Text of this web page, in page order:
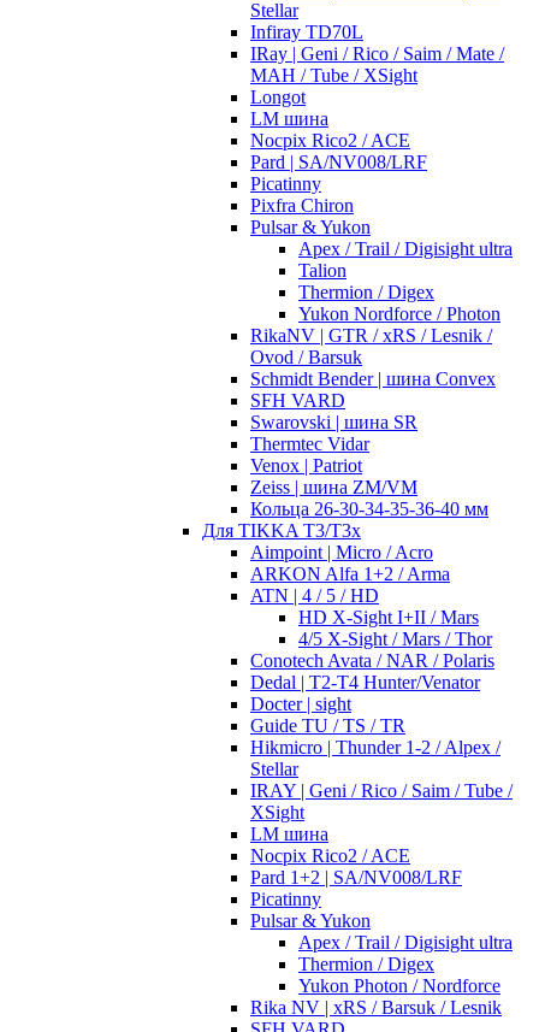
Stellar
Infiray TD70L
IRay | Geni / Rico / Saim / Mate /
MAH / Tube / XSight
Longot
LM шина
Nocpix Rico2 / ACE
Pard | SA/NV008/LRF
Picatinny
Pixfra Chiron
Pulsar & Yukon
Apex / Trail / Digisight ultra
Talion
Thermion / Digex
Yukon Nordforce / Photon
RikaNV | GTR / xRS / Lesnik /
Ovod / Barsuk
Schmidt Bender | шина Convex
SFH VARD
Swarovski | шина SR
Thermtec Vidar
Venox | Patriot
Zeiss | шина ZM/VM
Кольца 26-30-34-35-36-40 мм
Для TIKKA T3/T3x
Aimpoint | Micro / Acro
ARKON Alfa 1+2 / Arma
ATN | 4 / 5 / HD
HD X-Sight I+II / Mars
4/5 X-Sight / Mars / Thor
Conotech Avata / NAR / Polaris
Dedal | T2-T4 Hunter/Venator
Docter | sight
Guide TU / TS / TR
Hikmicro | Thunder 1-2 / Alpex /
Stellar
IRAY | Geni / Rico / Saim / Tube /
XSight
LM шина
Nocpix Rico2 / ACE
Pard 1+2 | SA/NV008/LRF
Picatinny
Pulsar & Yukon
Apex / Trail / Digisight ultra
Thermion / Digex
Yukon Photon / Nordforce
Rika NV | xRS / Barsuk / Lesnik